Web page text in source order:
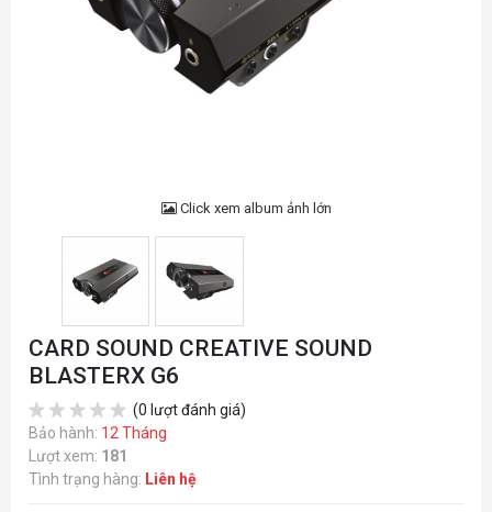
Click xem album ảnh lớn
CARD SOUND CREATIVE SOUND
BLASTERX G6
(0 lượt đánh giá)
Bảo hành: 12 Tháng
Lượt xem: 181
Tình trạng hàng: Liên hệ